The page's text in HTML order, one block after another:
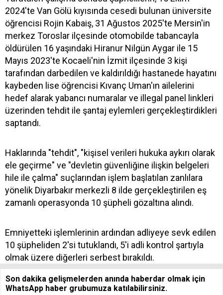
2024'te Van Gölü kıyısında cesedi bulunan üniversite
öğrencisi Rojin Kabaiş, 31 Ağustos 2025'te Mersin'in
merkez Toroslar ilçesinde otomobilde tabancayla
öldürülen 16 yaşındaki Hiranur Nilgün Aygar ile 15
Mayıs 2023'te Kocaeli'nin İzmit ilçesinde 3 kişi
tarafından darbedilen ve kaldırıldığı hastanede hayatını
kaybeden lise öğrencisi Kıvanç Uman'ın ailelerini
hedef alarak yabancı numaralar ve illegal panel linkleri
üzerinden tehdit ile şantaj eylemleri gerçekleştirdikleri
saptandı.
Haklarında "tehdit", "kişisel verileri hukuka aykırı olarak
ele geçirme" ve "devletin güvenliğine ilişkin belgeleri
hile ile çalma" suçlarından işlem başlatılan zanlılara
yönelik Diyarbakır merkezli 8 ilde gerçekleştirilen eş
zamanlı operasyonda 10 şüpheli gözaltına alındı.
Emniyetteki işlemlerinin ardından adliyeye sevk edilen
10 şüpheliden 2'si tutuklandı, 5'i adli kontrol şartıyla
olmak üzere diğerleri serbest bırakıldı.
Son dakika gelişmelerden anında haberdar olmak için
WhatsApp haber grubumuza katılabilirsiniz.